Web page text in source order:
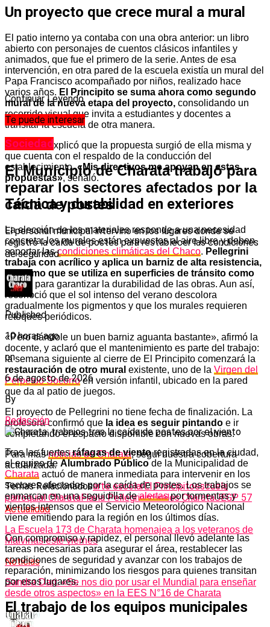
Un proyecto que crece mural a mural
El patio interno ya contaba con una obra anterior: un libro
abierto con personajes de cuentos clásicos infantiles y
animados, que fue el primero de la serie. Antes de esa
intervención, en otra pared de la escuela existía un mural del
Papa Francisco acompañado por niños, realizado hace
varios años. El Principito se suma ahora como segundo
mural de la nueva etapa del proyecto, consolidando un
recorrido visual que invita a estudiantes y docentes a
transitar la escuela de otra manera.
Pellegrini explicó que la propuesta surgió de ella misma y
que cuenta con el respaldo de la conducción del
establecimiento.«Mis directivos me apoyan en estas
propuestas», señaló.
Técnica y durabilidad en exteriores
La elección de los materiales responde a una necesidad
concreta: los murales están expuestos al aire libre y deben
soportar lascondiciones climáticas del Chaco. Pellegrini
trabaja con acrílico y aplica un barniz de alta resistencia,
el mismo que se utiliza en superficies de tránsito como
pisos, para garantizar la durabilidad de las obras. Aun así,
reconoció que el sol intenso del verano descolora
gradualmente los pigmentos y que los murales requieren
retoques periódicos.
«Pero dándole un buen barniz aguanta bastante», afirmó la
docente, y aclaró que el mantenimiento es parte del trabajo:
la semana siguiente al cierre de El Principito comenzará la
restauración de otro mural existente, uno de la Virgen del
Perpetuo Socorroen versión infantil, ubicado en la pared
que da al patio de juegos.
El proyecto de Pellegrini no tiene fecha de finalización. La
profesora confirmó que la idea es seguir pintando e ir
completando el espacio disponible con nuevas obras.
Para másnoticias de Charata, seguí nuestra cobertura
actualizada.
Temas Relacionadosarte escolarEl Principitoescuela
parroquial CharataFlavia Pellegrinimurales CharataUEGP 57
Actualidad
La Escuela 173 de Charata homenajea a los veteranos de
Malvinas este viernes
Noticias
Sandra Dari: «Se nos dio por usar el Mundial para enseñar
desde otros aspectos» en la EES N°16 de Charata
Continuar Leyendo
Te puede interesar
Sociedad
El Municipio de Charata trabajó para
reparar los sectores afectados por la
caída de postes
El personal municipal intervino en los lugares donde se
registró la caída de postes para restablecer las condiciones
de seguridad.
Published
10 horas ago
on
6 de agosto de 2026
By
Redacción
Tras las fuertesráfagas de vientoregistradas en la ciudad,
el equipo de Alumbrado Público de la Municipalidad de
Charata actuó de manera inmediata para intervenir en los
sectores afectados por la caída de postes. Los trabajos se
enmarcan en una seguidilla dealertaspor tormentas y
vientos intensos que el Servicio Meteorológico Nacional
viene emitiendo para la región en los últimos días.
Con compromiso y rapidez, el personal llevó adelante las
tareas necesarias para asegurar el área, restablecer las
condiciones de seguridad y avanzar con los trabajos de
reparación, minimizando los riesgos para quienes transitan
por esos lugares.
El trabajo de los equipos municipales